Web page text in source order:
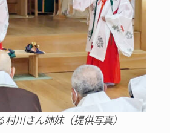
村川さん姉妹（提供写真）